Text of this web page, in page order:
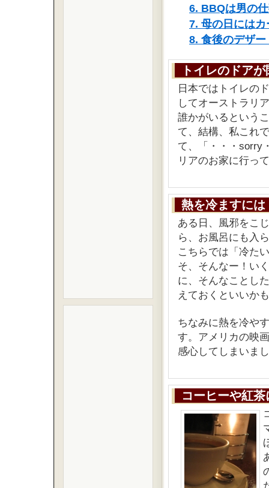
6. BBQは男の
7. 母の日には
8. 食後のデザ
トイレのドア
日本ではトイレの
してオーストラリ
誰かがいるという
て、結構、私これ
て、「・・・sorry
リアのお家に行っ
熱を冷ますには
ある日、風邪をこ
ら、お風呂にも入
こちらでは「冷た
そ、そんなー！い
に、そんなことし
えておくといいか
ちなみに熱を冷や
す。アメリカの映
感心してしまいま
コーヒーや紅